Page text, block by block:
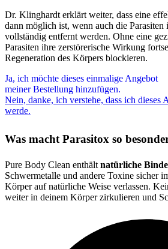
Dr. Klinghardt erklärt weiter, dass eine
dann möglich ist, wenn auch die
vollständig entfernt werden. Ohne eine
Parasiten ihre zerstörerische Wirkung
Regeneration des Körpers blockieren.
Ja, ich möchte dieses einmalige Angebot
meiner Bestellung hinzufügen.
Nein, danke, ich verstehe, dass ich dieses
werde.
Was macht Parasitox so
Pure Body Clean enthält natürliche
Schwermetalle und andere Toxine sicher
Körper auf natürliche Weise verlassen.
weiter in deinem Körper zirkulieren und